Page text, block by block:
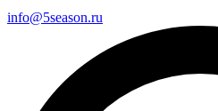
info@5season.ru